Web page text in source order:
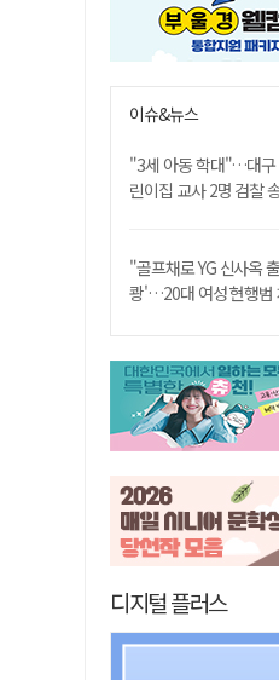
이슈&뉴스
"3세 아동 학대"…대구
린이집 교사 2명 검찰
"골프채로 YG 신사옥
쾅'…20대 여성 현행범
디지털 플러스